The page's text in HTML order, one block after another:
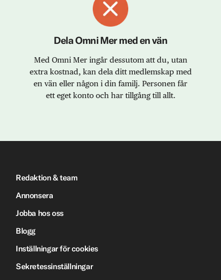
Dela Omni Mer med en vän
Med Omni Mer ingår dessutom att du, utan
extra kostnad, kan dela ditt medlemskap med
en vän eller någon i din familj. Personen får
ett eget konto och har tillgång till allt.
Redaktion & team
Annonsera
Jobba hos oss
Blogg
Inställningar för cookies
Sekretessinställningar